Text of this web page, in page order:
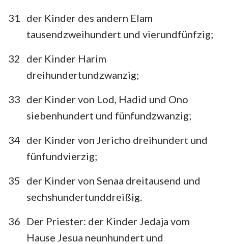
31
der Kinder des andern Elam
tausendzweihundert und vierundfünfzig;
32
der Kinder Harim
dreihundertundzwanzig;
33 der Kinder von Lod, Hadid und Ono
siebenhundert und fünfundzwanzig;
34 der Kinder von Jericho dreihundert und
fünfundvierzig;
35
der Kinder von Senaa dreitausend und
sechshundertunddreißig.
36
Der Priester: der Kinder Jedaja vom
Hause Jesua neunhundert und